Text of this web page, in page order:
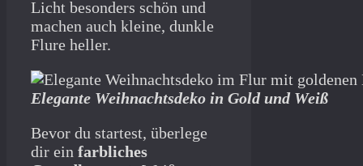
Licht besonders schön und
machen auch kleine, dunkle
Flure heller.
Elegante Weihnachtsdeko in Gold und Weiß
Bevor du startest, überlege
dir ein farbliches